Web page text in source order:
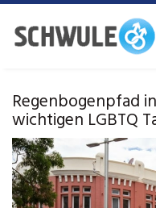
Skip
main
Regenbogenpfad
wichtigen LGBTQ